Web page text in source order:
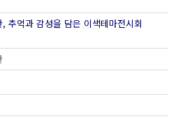
, 추억과 감성을 담은 이색테마전시회